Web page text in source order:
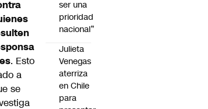
. Esto
a
se
ser una
prioridad
nacional”
Julieta
Venegas
aterriza
en Chile
para